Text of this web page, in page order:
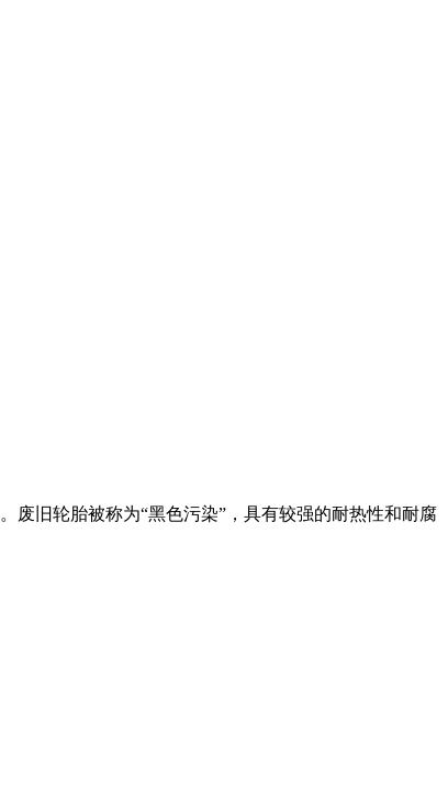
废旧轮胎被称为“黑色污染”，具有较强的耐热性和耐腐